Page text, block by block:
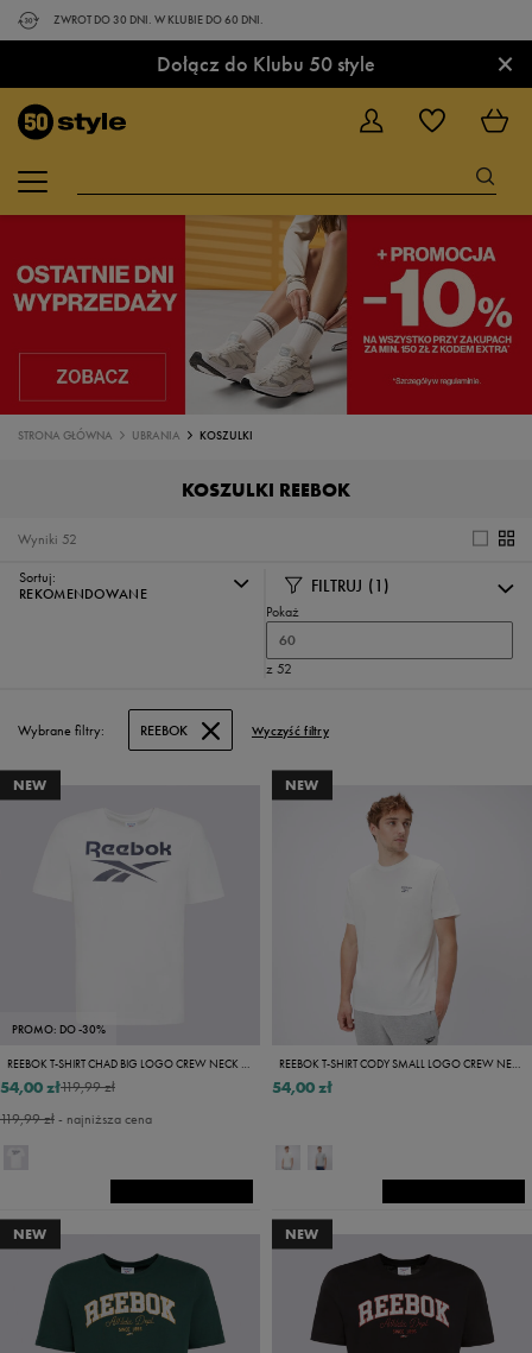
ZWROT DO 30 DNI. W KLUBIE DO 60 DNI.
Dołącz do Klubu 50 style ×
STRONA GŁÓWNA UBRANIA KOSZULKI
KOSZULKI REEBOK
52
Wyniki
Sortuj:
REKOMENDOWANE
FILTRUJ (1)
Pokaż
60
z 52
Wybrane filtry: REEBOK Wyczyść filtry
NEW
PROMO: DO -30%
REEBOK T-SHIRT CHAD BIG LOGO CREW NECK SS TEE
119,99 zł
54,00 zł
119,99 zł- najniższa cena
NEW
REEBOK T-SHIRT CODY SMALL LOGO CREW NECK
54,00 zł
NEW NEW